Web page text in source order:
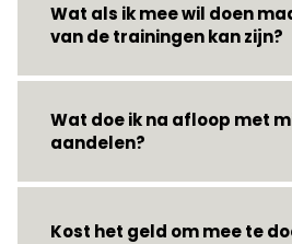
Wat als ik mee wil doen
van de trainingen kan zijn?
Wat doe ik na afloop met
aandelen?
Kost het geld om mee te